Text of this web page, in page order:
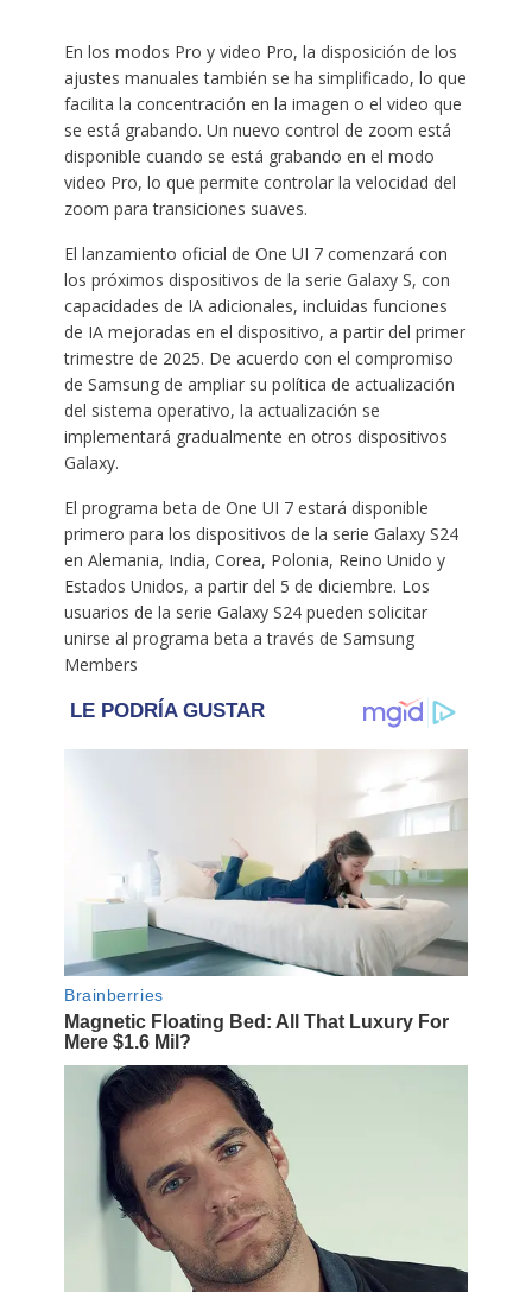
En los modos Pro y video Pro, la disposición de los
ajustes manuales también se ha simplificado, lo que
facilita la concentración en la imagen o el video que
se está grabando. Un nuevo control de zoom está
disponible cuando se está grabando en el modo
video Pro, lo que permite controlar la velocidad del
zoom para transiciones suaves.
El lanzamiento oficial de One UI 7 comenzará con
los próximos dispositivos de la serie Galaxy S, con
capacidades de IA adicionales, incluidas funciones
de IA mejoradas en el dispositivo, a partir del primer
trimestre de 2025. De acuerdo con el compromiso
de Samsung de ampliar su política de actualización
del sistema operativo, la actualización se
implementará gradualmente en otros dispositivos
Galaxy.
El programa beta de One UI 7 estará disponible
primero para los dispositivos de la serie Galaxy S24
en Alemania, India, Corea, Polonia, Reino Unido y
Estados Unidos, a partir del 5 de diciembre. Los
usuarios de la serie Galaxy S24 pueden solicitar
unirse al programa beta a través de Samsung
Members